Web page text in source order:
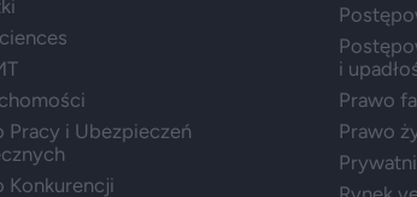
Pracy i Ubezpieczeń
Konkurencji
i
Prawo
Prawo